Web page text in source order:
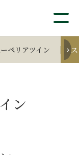
ペリアツイン
ン